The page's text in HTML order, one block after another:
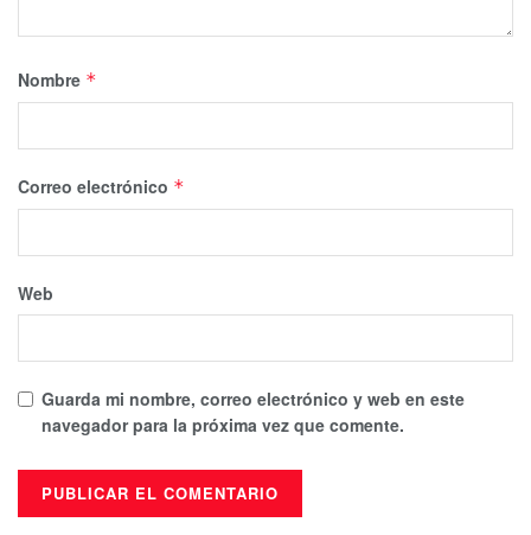
Nombre *
Correo electrónico *
Web
Guarda mi nombre, correo electrónico y web en este
navegador para la próxima vez que comente.